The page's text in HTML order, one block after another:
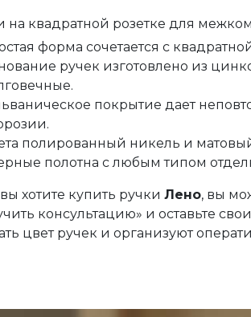
на квадратной розетке для
форма сочетается с
ручек изготовлено из
покрытие дает
полированный никель и
полотна с любым типом
хотите купить ручки Лено, вы
консультацию» и оставьте
цвет ручек и организуют